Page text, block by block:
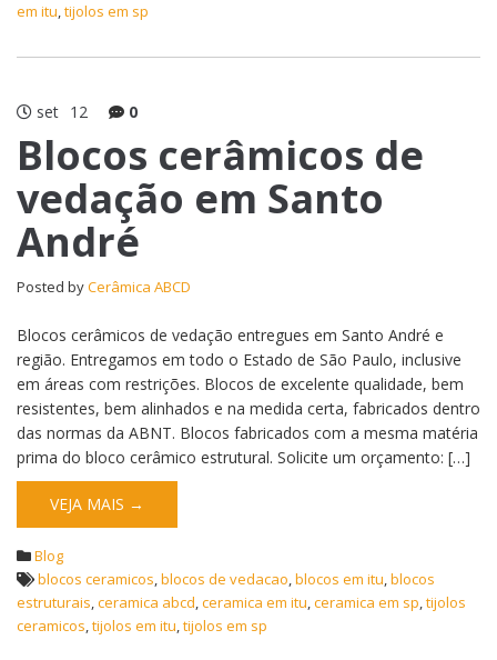
em itu,tijolos em sp
set 12 0
Blocos cerâmicos de
vedação em Santo
André
Posted byCerâmica ABCD
Blocos cerâmicos de vedação entregues em Santo André e
região. Entregamos em todo o Estado de São Paulo, inclusive
em áreas com restrições. Blocos de excelente qualidade, bem
resistentes, bem alinhados e na medida certa, fabricados dentro
das normas da ABNT. Blocos fabricados com a mesma matéria
prima do bloco cerâmico estrutural. Solicite um orçamento: […]
VEJA MAIS →
Blog
blocos ceramicos,blocos de vedacao,blocos em itu,blocos
estruturais,ceramica abcd,ceramica em itu,ceramica em sp,tijolos
ceramicos,tijolos em itu,tijolos em sp